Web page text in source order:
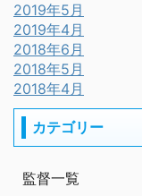
2019年5月
2019年4月
2018年6月
2018年5月
2018年4月
カテゴリー
監督一覧